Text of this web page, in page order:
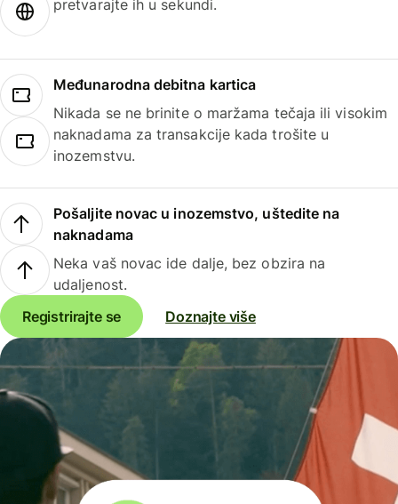
pretvarajte ih u sekundi.
Međunarodna debitna kartica
Nikada se ne brinite o maržama tečaja ili visokim
naknadama za transakcije kada trošite u
inozemstvu.
Pošaljite novac u inozemstvo, uštedite na
naknadama
Neka vaš novac ide dalje, bez obzira na
udaljenost.
Registrirajte se
Doznajte više